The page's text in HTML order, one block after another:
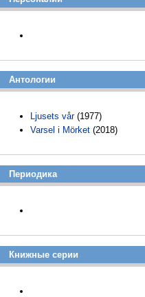
Антологии
Ljusets vår(1977)
Varsel i Mörket (2018)
Периодика
Книжные серии